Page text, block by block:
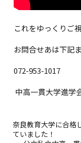
これをゆっくりご
お問合せあは下記
072-953-1017
中高一貫大学進
奈良教育大学に合格
ていました！